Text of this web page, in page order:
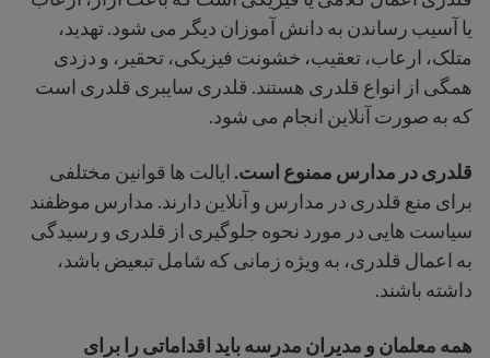
یا آسیب رساندن به دانش آموزان دیگر می شود. تهدید،
متلک، ارعاب، تعقیب، خشونت فیزیکی، تحقیر، و دزدی
همگی از انواع قلدری هستند. قلدری سایبری قلدری است
که به صورت آنلاین انجام می شود.
قلدری در مدارس ممنوع است.ایالت ها قوانین مختلفی
برای منع قلدری در مدارس و آنلاین دارند. مدارس موظفند
سیاست هایی در مورد نحوه جلوگیری از قلدری و رسیدگی
به اعمال قلدری، به ویژه زمانی که شامل تبعیض باشد،
داشته باشند.
همه معلمان و مدیران مدرسه باید اقداماتی را برای